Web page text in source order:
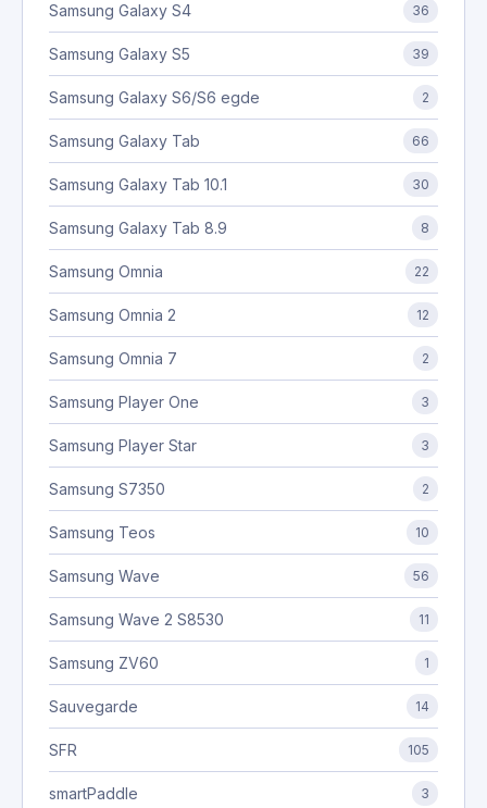
Samsung Galaxy S4 36
Samsung Galaxy S5 39
Samsung Galaxy S6/S6 egde 2
Samsung Galaxy Tab 66
Samsung Galaxy Tab 10.1 30
Samsung Galaxy Tab 8.9 8
Samsung Omnia 22
Samsung Omnia 2 12
Samsung Omnia 7 2
Samsung Player One 3
Samsung Player Star 3
Samsung S7350 2
Samsung Teos 10
Samsung Wave 56
Samsung Wave 2 S8530 11
Samsung ZV60 1
Sauvegarde 14
SFR 105
smartPaddle 3